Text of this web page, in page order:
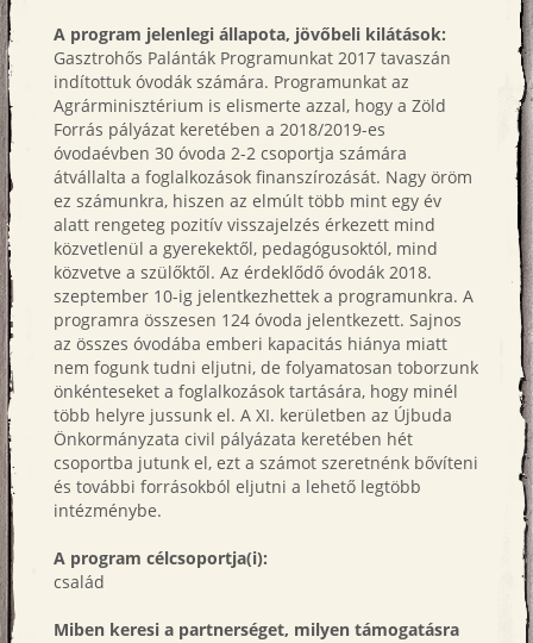
A program jelenlegi állapota, jövőbeli kilátások:
Gasztrohős Palánták Programunkat 2017 tavaszán
indítottuk óvodák számára. Programunkat az
Agrárminisztérium is elismerte azzal, hogy a Zöld
Forrás pályázat keretében a 2018/2019-es
óvodaévben 30 óvoda 2-2 csoportja számára
átvállalta a foglalkozások finanszírozását. Nagy öröm
ez számunkra, hiszen az elmúlt több mint egy év
alatt rengeteg pozitív visszajelzés érkezett mind
közvetlenül a gyerekektől, pedagógusoktól, mind
közvetve a szülőktől. Az érdeklődő óvodák 2018.
szeptember 10-ig jelentkezhettek a programunkra. A
programra összesen 124 óvoda jelentkezett. Sajnos
az összes óvodába emberi kapacitás hiánya miatt
nem fogunk tudni eljutni, de folyamatosan toborzunk
önkénteseket a foglalkozások tartására, hogy minél
több helyre jussunk el. A XI. kerületben az Újbuda
Önkormányzata civil pályázata keretében hét
csoportba jutunk el, ezt a számot szeretnénk bővíteni
és további forrásokból eljutni a lehető legtöbb
intézménybe.
A program célcsoportja(i):
család
Miben keresi a partnerséget, milyen támogatásra